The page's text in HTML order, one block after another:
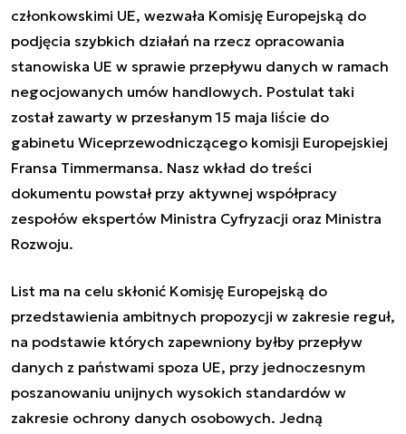
członkowskimi UE, wezwała Komisję Europejską do
podjęcia szybkich działań na rzecz opracowania
stanowiska UE w sprawie przepływu danych w ramach
negocjowanych umów handlowych. Postulat taki
został zawarty w przesłanym 15 maja liście do
gabinetu Wiceprzewodniczącego komisji Europejskiej
Fransa Timmermansa. Nasz wkład do treści
dokumentu powstał przy aktywnej współpracy
zespołów ekspertów Ministra Cyfryzacji oraz Ministra
Rozwoju.
List ma na celu skłonić Komisję Europejską do
przedstawienia ambitnych propozycji w zakresie reguł,
na podstawie których zapewniony byłby przepływ
danych z państwami spoza UE, przy jednoczesnym
poszanowaniu unijnych wysokich standardów w
zakresie ochrony danych osobowych. Jedną